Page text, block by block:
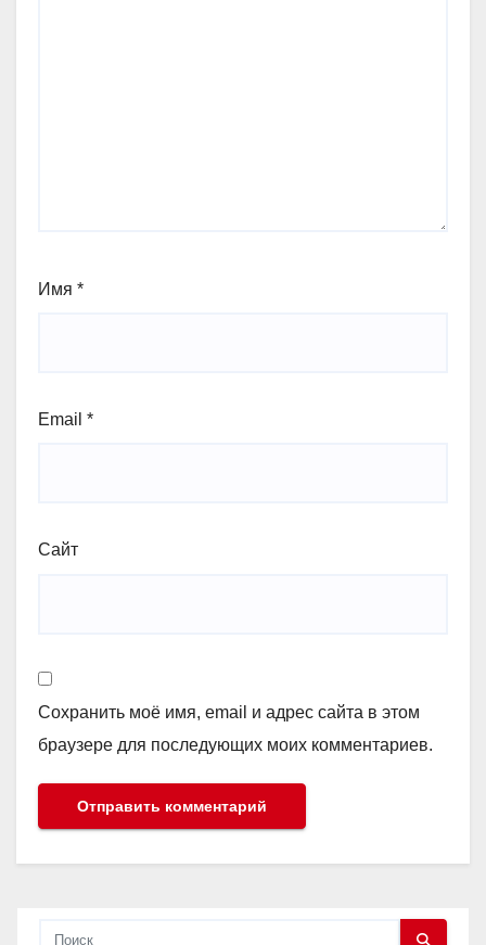
Имя *
Email *
Сайт
Сохранить моё имя, email и адрес сайта в этом
браузере для последующих моих комментариев.